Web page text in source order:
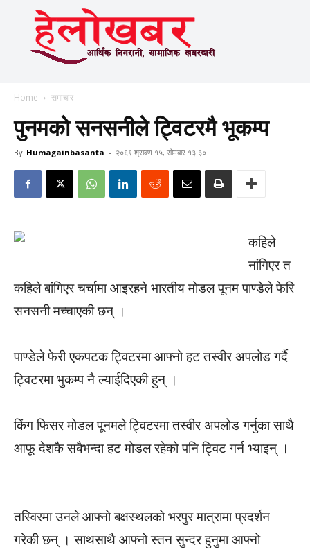
Home समाचार
पुनमको सनसनीले ट्विटरमै भूकम्प
By Humagainbasanta - २०६९ श्रावण १५, सोमबार १३:३०
कहिले
नांगिएर त
कहिले बांगिएर चर्चामा आइरहने भारतीय मोडल पूनम पाण्डेले फेरि
सनसनी मच्चाएकी छन् ।
पाण्डेले फेरी एकपटक ट्विटरमा आफ्नो हट तस्वीर अपलोड गर्दै
ट्विटरमा भुकम्प नै ल्याईदिएकी हुन् ।
किंग फिसर मोडल पूनमले ट्विटरमा तस्वीर अपलोड गर्नुका साथै
आफू देशकै सबैभन्दा हट मोडल रहेको पनि ट्विट गर्न भ्याइन् ।
तस्विरमा उनले आफ्नो बक्षस्थलको भरपुर मात्रामा प्रदर्शन
गरेकी छन् । साथसाथै आफ्नो स्तन सुन्दर हुनुमा आफ्नो